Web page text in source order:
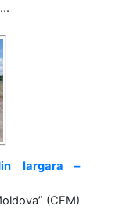
Iargara –
(CFM)